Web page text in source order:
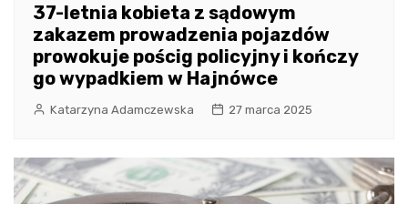
37-letnia kobieta z sądowym
zakazem prowadzenia pojazdów
prowokuje pościg policyjny i kończy
go wypadkiem w Hajnówce
Katarzyna Adamczewska 27 marca 2025